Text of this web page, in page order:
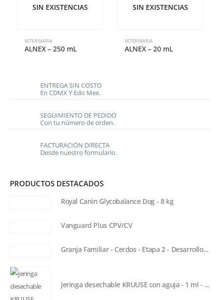
SIN EXISTENCIAS
VETERINARIA
ALNEX – 250 mL
SIN EXISTENCIAS
VETERINARIA
ALNEX – 20 mL
ENTREGA SIN COSTO
En CDMX Y Edo Mex.
SEGUIMIENTO DE PEDIDO
Con tu número de orden.
FACTURACIÓN DIRECTA
Desde nuestro formulario.
PRODUCTOS DESTACADOS
Royal Canin Glycobalance Dog - 8 kg
Vanguard Plus CPV/CV
Granja Familiar - Cerdos - Etapa 2 - Desarrollo - 5 kg
Jeringa desechable KRUUSE con aguja - 1 ml - 26 G x 1½